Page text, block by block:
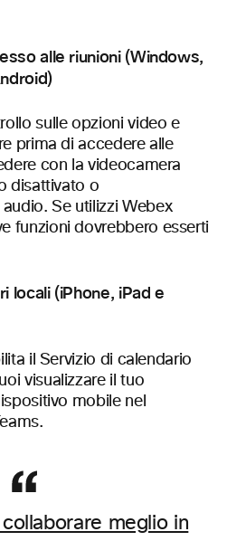
alle riunioni (Windows,
sulle opzioni video e
prima di accedere alle
con la videocamera
disattivato o
Se utilizzi Webex
funzioni dovrebbero esserti
locali (iPhone, iPad e
il Servizio di calendario
visualizzare il tuo
mobile nel
meglio in